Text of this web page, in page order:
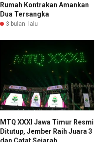
Rumah Kontrakan Amankan
Dua Tersangka
3 bulan lalu
MTQ XXXI Jawa Timur Resmi
Ditutup, Jember Raih Juara 3